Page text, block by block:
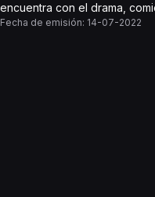
encuentra con el drama,
Fecha de emisión: 14-07-2022